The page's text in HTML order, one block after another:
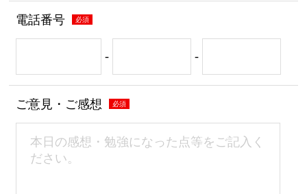
電話番号
- -
ご意見・ご感想